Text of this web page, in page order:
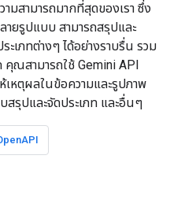
มสามารถมากที่สุดของเรา ซึ่ง
ยรูปแบบ สามารถสรุปและ
ะเภทต่างๆ ได้อย่างราบรื่น รวม
คุณสามารถใช้ Gemini API
เหตุผลในข้อความและรูปภาพ
สรุปและจัดประเภท และอื่นๆ